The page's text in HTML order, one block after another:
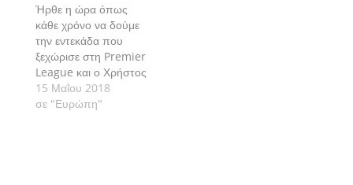
Ήρθε η ώρα όπως
κάθε χρόνο να δούμε
την εντεκάδα που
ξεχώρισε στη Premier
League και ο Χρήστος
Σωτηρακόπουλος
ξέροντας πως σε
15 Μαΐου 2018
σε "Ευρώπη"